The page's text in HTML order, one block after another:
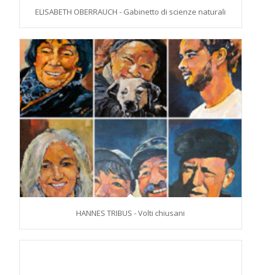
ELISABETH OBERRAUCH - Gabinetto di scienze naturali
HANNES TRIBUS - Volti chiusani